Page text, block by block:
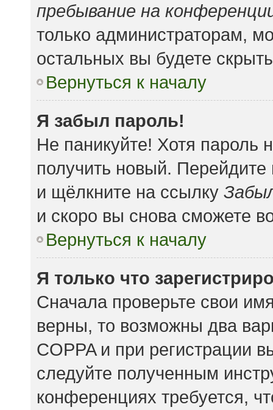
пребывание на
только администраторам,
остальных вы будете
Вернуться к началу
Я забыл пароль!
Не паникуйте! Хотя пароль
получить новый.
и щёлкните на ссылку
и скоро вы снова сможете
Вернуться к началу
Я только что
Сначала проверьте свои
верны, то возможны два
COPPA и при регистрации
следуйте полученным
конференциях требуется,